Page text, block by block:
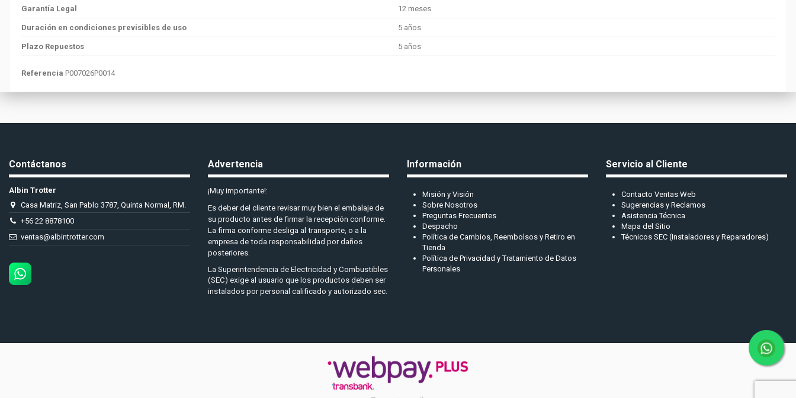
Garantía Legal 12 meses
Duración en condiciones previsibles de uso 5 años
Plazo Repuestos 5 años
Referencia P007026P0014
Contáctanos
Albin Trotter
Casa Matriz, San Pablo 3787, Quinta Normal, RM.
+56 22 8878100
ventas@albintrotter.com
Advertencia
¡Muy importante!:
Es deber del cliente revisar muy bien el embalaje de
su producto antes de firmar la recepción conforme.
La firma conforme desliga al transporte, o a la
empresa de toda responsabilidad por daños
posteriores.
La Superintendencia de Electricidad y Combustibles
(SEC) exige al usuario que los productos deben ser
instalados por personal calificado y autorizado sec.
Información
Misión y Visión
Sobre Nosotros
Preguntas Frecuentes
Despacho
Política de Cambios, Reembolsos y Retiro en
Tienda
Política de Privacidad y Tratamiento de Datos
Personales
Servicio al Cliente
Contacto Ventas Web
Sugerencias y Reclamos
Asistencia Técnica
Mapa del Sitio
Técnicos SEC (Instaladores y Reparadores)